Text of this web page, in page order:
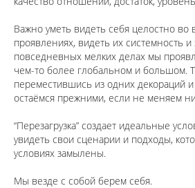
Важно уметь видеть себя целостно во
проявлениях, видеть их системность
повседневных мелких делах мы
чем-то более глобальном и большом.
переместившись из одних декораций
остаёмся прежними, если не меняем
“Перезагрузка” создает идеальные
увидеть свои сценарии и подходы,
условиях замылены.
Мы везде с собой берем себя.